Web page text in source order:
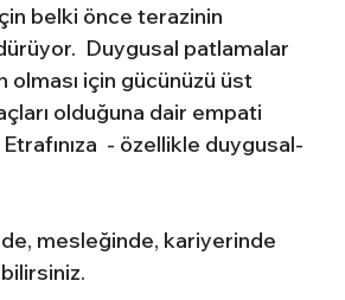
belki önce terazinin
Duygusal patlamalar
olması için gücünüzü üst
olduğuna dair empati
- özellikle duygusal-
mesleğinde, kariyerinde